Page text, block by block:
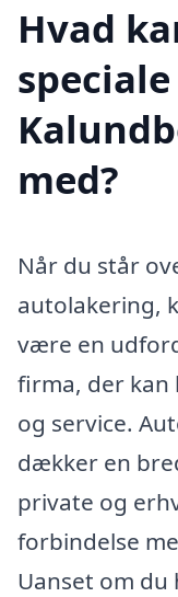
Hvad
med?
Når du står
autolakering,
være en
firma, der kan
og service.
dækker en
private og
forbindelse
Uanset om